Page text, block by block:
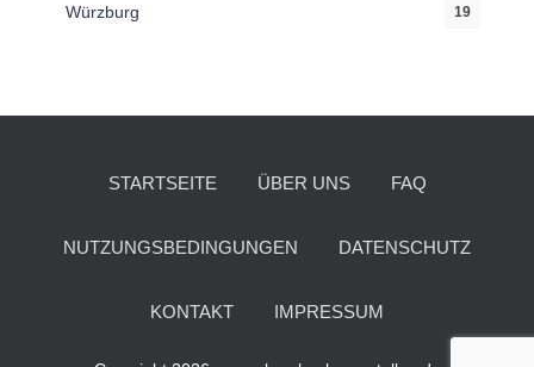
Würzburg 19
STARTSEITE ÜBER UNS FAQ
NUTZUNGSBEDINGUNGEN DATENSCHUTZ
KONTAKT IMPRESSUM